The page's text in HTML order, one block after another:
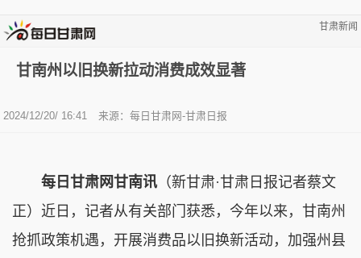
甘肃新闻
甘南州以旧换新拉动消费成效显著
2024/12/20/ 16:41 来源：每日甘肃网-甘肃日报
每日甘肃网甘南讯 （新甘肃·甘肃日报记者蔡文
正）近日，记者从有关部门获悉，今年以来，甘南州
抢抓政策机遇，开展消费品以旧换新活动，加强州县